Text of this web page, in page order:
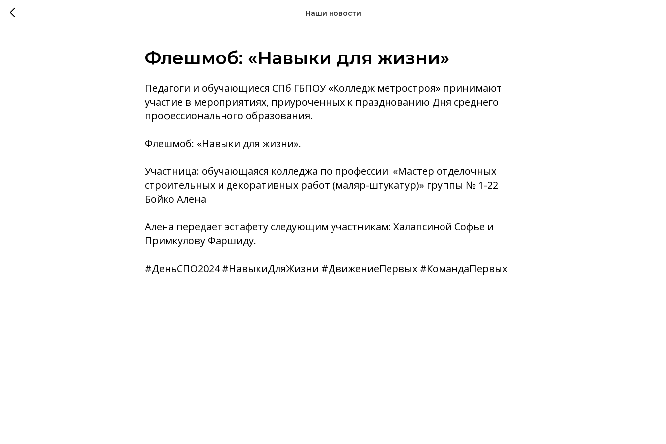
Наши новости
Флешмоб: «Навыки для жизни»
Педагоги и обучающиеся СПб ГБПОУ «Колледж метростроя» принимают
участие в мероприятиях, приуроченных к празднованию Дня среднего
профессионального образования.
Флешмоб: «Навыки для жизни».
Участница: обучающаяся колледжа по профессии: «Мастер отделочных
строительных и декоративных работ (маляр-штукатур)» группы № 1-22
Бойко Алена
Алена передает эстафету следующим участникам: Халапсиной Софье и
Примкулову Фаршиду.
#ДеньСПО2024 #НавыкиДляЖизни #ДвижениеПервых #КомандаПервых